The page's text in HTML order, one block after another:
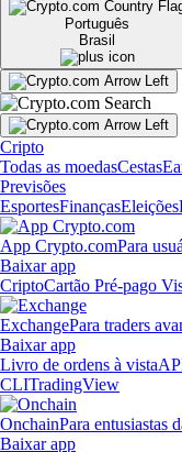
Português
Brasil
Cripto
Todas as moedasCestas
Previsões
EsportesFinançasEleições
App Crypto.comPara
Baixar app
CriptoCartão Pré-pago
ExchangePara traders
Baixar app
Livro de ordens à vista
CLITradingView
OnchainPara entusiastas
Baixar app